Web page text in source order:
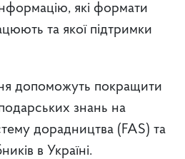
які формати
та якої підтримки
допоможуть покращити
знань на
дорадництва (FAS) та
в Україні.